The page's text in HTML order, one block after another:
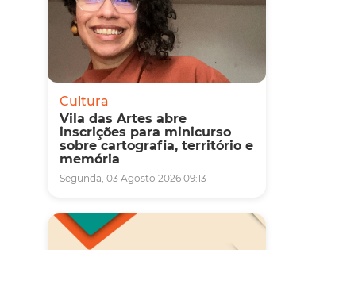
Cultura
Vila das Artes abre
inscrições para minicurso
sobre cartografia, território e
memória
Segunda, 03 Agosto 2026 09:13